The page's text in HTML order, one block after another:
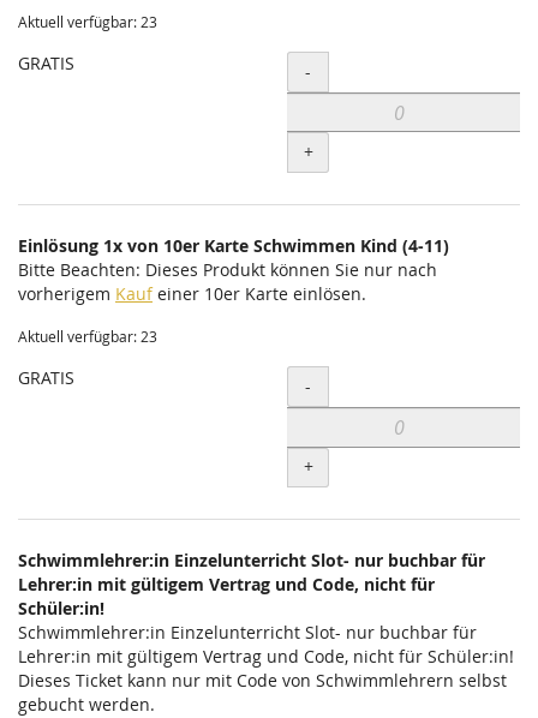
Aktuell verfügbar: 23
GRATIS Menge
-
+
Einlösung 1x von 10er Karte Schwimmen Kind (4-11)
Bitte Beachten: Dieses Produkt können Sie nur nach
vorherigem Kaufeiner 10er Karte einlösen.
Aktuell verfügbar: 23
GRATIS Menge
-
+
Schwimmlehrer:in Einzelunterricht Slot- nur buchbar für
Lehrer:in mit gültigem Vertrag und Code, nicht für
Schüler:in!
Schwimmlehrer:in Einzelunterricht Slot- nur buchbar für
Lehrer:in mit gültigem Vertrag und Code, nicht für Schüler:in!
Dieses Ticket kann nur mit Code von Schwimmlehrern selbst
gebucht werden.